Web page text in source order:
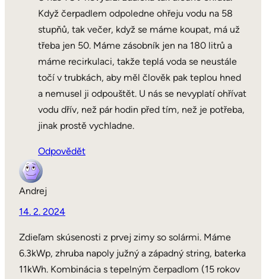
Když čerpadlem odpoledne ohřeju vodu na 58
stupňů, tak večer, když se máme koupat, má už
třeba jen 50. Máme zásobník jen na 180 litrů a
máme recirkulaci, takže teplá voda se neustále
točí v trubkách, aby měl člověk pak teplou hned
a nemusel ji odpouštět. U nás se nevyplatí ohřívat
vodu dřív, než pár hodin před tím, než je potřeba,
jinak prostě vychladne.
Odpovědět
Andrej
14. 2. 2024
Zdieľam skúsenosti z prvej zimy so solármi. Máme
6.3kWp, zhruba napoly južný a západný string, baterka
11kWh. Kombinácia s tepelným čerpadlom (15 rokov